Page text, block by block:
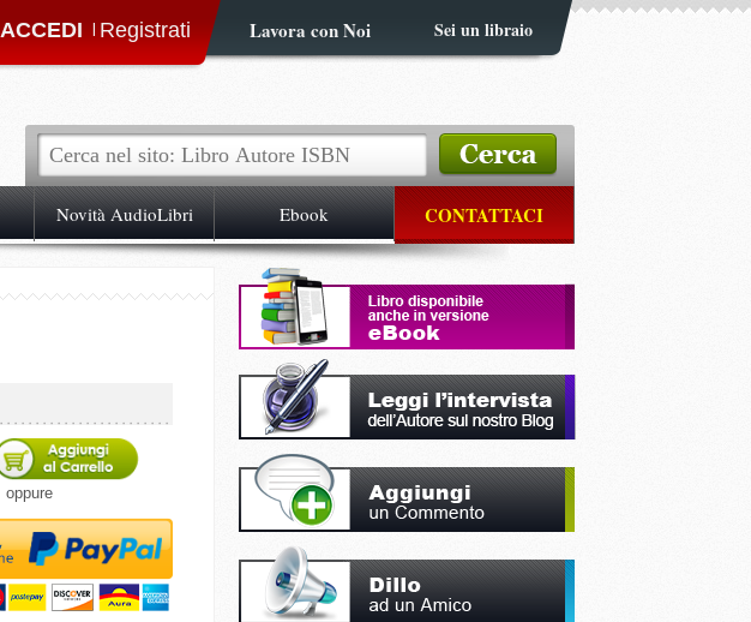
| Lavora con Noi Sei un libraio
Novità AudioLibri Ebook CONTATTACI
oppure